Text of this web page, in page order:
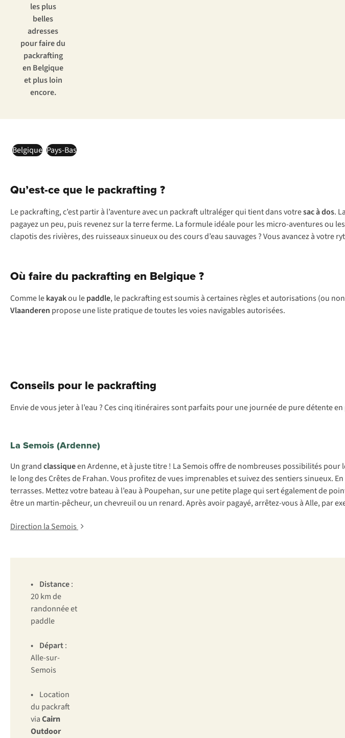
les plus
belles
adresses
pour faire du
packrafting
en Belgique
et plus loin
encore.
Belgique Pays-Bas
Qu’est-ce que le packrafting ?
Le packrafting, c’est partir à l’aventure avec un packraft ultraléger qui tient dans votresac à dos.
pagayez un peu, puis revenez sur la terre ferme. La formule idéale pour les micro-aventures ou
clapotis des rivières, des ruisseaux sinueux ou des cours d’eau sauvages ? Vous avancez à votre
Où faire du packrafting en Belgique ?
Comme lekayakou lepaddle, le packrafting est soumis à certaines règles et autorisations (ou
Vlaanderen propose une liste pratique de toutes les voies navigables autorisées.
Conseils pour le packrafting
Envie de vous jeter à l’eau ? Ces cinq itinéraires sont parfaits pour une journée de pure détente
La Semois (Ardenne)
Un grandclassiqueen Ardenne, et à juste titre ! La Semois offre de nombreuses possibilités
le long des Crêtes de Frahan. Vous profitez de vues imprenables et suivez des sentiers sinueux.
terrasses. Mettez votre bateau à l’eau à Poupehan, sur une petite plage qui sert également de
être un martin-pêcheur, un chevreuil ou un renard. Après avoir pagayé, arrêtez-vous à Alle, par
Direction la Semois
• Distance:
20 km de
randonnée et
paddle
• Départ:
Alle-sur-
Semois
• Location
du packraft
viaCairn
Outdoor